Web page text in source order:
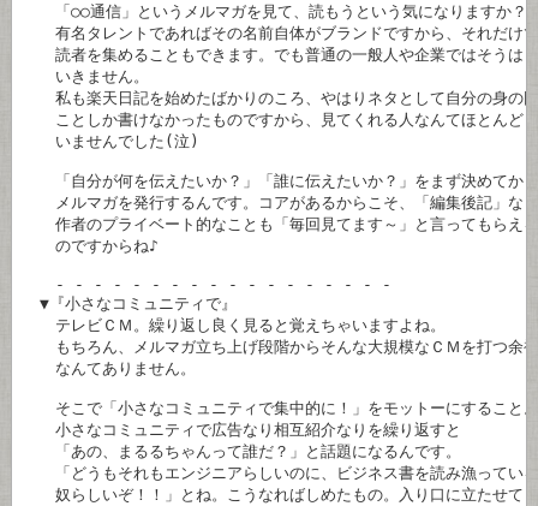
「○○通信」というメルマガを見て、読もうという気になりますか？
有名タレントであればその名前自体がブランドですから、それだけで
読者を集めることもできます。でも普通の一般人や企業ではそうは
いきません。
私も楽天日記を始めたばかりのころ、やはりネタとして自分の身の
ことしか書けなかったものですから、見てくれる人なんてほとんど
いませんでした(泣)
「自分が何を伝えたいか？」「誰に伝えたいか？」をまず決めてから
メルマガを発行するんです。コアがあるからこそ、「編集後記」な
作者のプライベート的なことも「毎回見てます～」と言ってもらえる
のですからね♪
- - - - - - - - - - - - - - - - - -
▼『小さなコミュニティで』
テレビＣＭ。繰り返し良く見ると覚えちゃいますよね。
もちろん、メルマガ立ち上げ段階からそんな大規模なＣＭを打つ余裕
なんてありません。
そこで「小さなコミュニティで集中的に！」をモットーにすること。
小さなコミュニティで広告なり相互紹介なりを繰り返すと
「あの、まるるちゃんって誰だ？」と話題になるんです。
「どうもそれもエンジニアらしいのに、ビジネス書を読み漁っている
奴らしいぞ！！」とね。こうなればしめたもの。入り口に立たせて